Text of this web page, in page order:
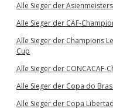
Alle Sieger der
Alle Sieger der CAF-
Alle Sieger der Champions
Cup
Alle Sieger der CONCACAF-
Alle Sieger der Copa do
Alle Sieger der Copa